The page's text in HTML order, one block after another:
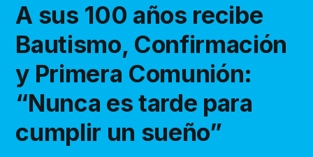
A sus 100 años recibe
Bautismo, Confirmación
y Primera Comunión:
“Nunca es tarde para
cumplir un sueño”